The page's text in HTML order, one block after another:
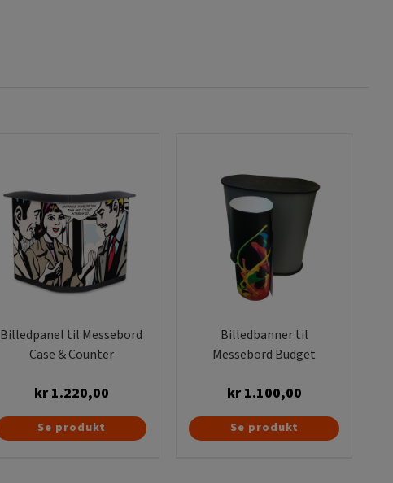
Billedpanel til Messebord
Case & Counter
kr1.220,00
Se produkt
Billedbanner til
Messebord Budget
kr1.100,00
Se produkt